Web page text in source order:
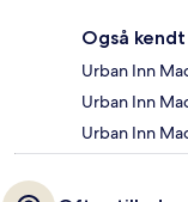
Også kendt
Urban Inn
Urban Inn
Urban Inn